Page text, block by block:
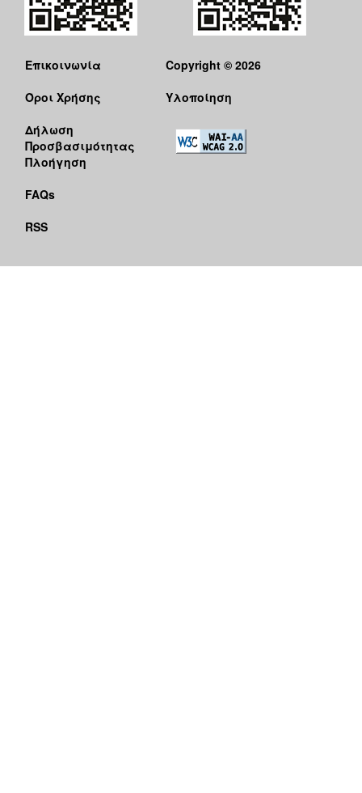
Επικοινωνία
Όροι Χρήσης
Δήλωση
Προσβασιμότητας
Πλοήγηση
FAQs
RSS
Copyright © 2026
Υλοποίηση